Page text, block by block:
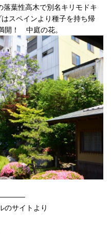
落葉性高木で別名キリモドキ
スペインより種子を持ち帰
開！ 中庭の花。
のサイトより